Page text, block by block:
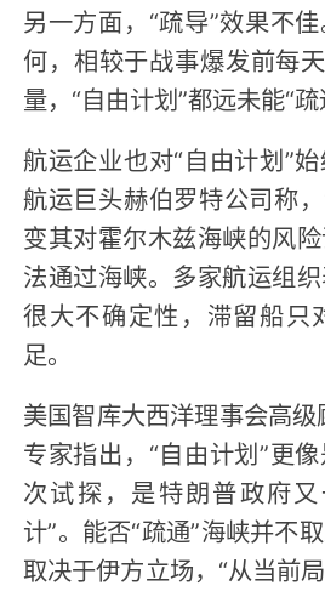
另一方面，“疏导”效果不
何，相较于战事爆发前每
量，“自由计划”都远未能“疏
航运企业也对“自由计划”
航运巨头赫伯罗特公司称
变其对霍尔木兹海峡的风
法通过海峡。多家航运组
很大不确定性，滞留船只
足。
美国智库大西洋理事会高级
专家指出，“自由计划”更
次试探，是特朗普政府
计”。能否“疏通”海峡并不
取决于伊方立场，“从当前